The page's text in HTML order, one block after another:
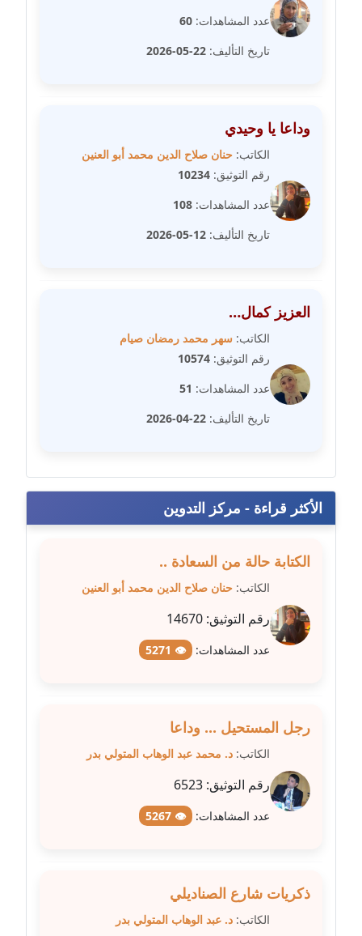
مدونة سارة سعيد
مدونة سامح رشاد
عاملة
مدونة سامح طلعت
مدونة سحر أبو العلا
عاملة
عاملة
مدونة سعيد زعلوك
معلق
مدونة سلوى بدران
مدونة سلوي جلال
مدونة سماح حامد
عاملة
مدونة سمر ابراهيم
عاملة
مدونة سهام كمال
عدد المشاهدات: 60
تاريخ التأليف: 22-05-2026
وداعا يا وحيدي
الكاتب: حنان صلاح الدين محمد أبو العنين
رقم التوثيق: 10234
عدد المشاهدات: 108
تاريخ التأليف: 12-05-2026
العزيز كمال…
الكاتب: سهر محمد رمضان صيام
رقم التوثيق: 10574
عدد المشاهدات: 51
تاريخ التأليف: 22-04-2026
الأكثر قراءة - مركز التدوين
الكتابة حالة من السعادة ..
الكاتب: حنان صلاح الدين محمد أبو العنين
رقم التوثيق: 14670
عدد المشاهدات: 👁 5271
رجل المستحيل ... وداعا
الكاتب: د. محمد عبد الوهاب المتولي بدر
رقم التوثيق: 6523
عدد المشاهدات: 👁 5267
ذكريات شارع الصناديلي
الكاتب: د. عبد الوهاب المتولي بدر